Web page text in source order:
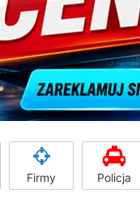
Firmy Policja